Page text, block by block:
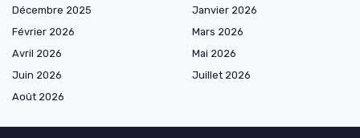
Décembre 2025
Janvier 2026
Février 2026
Mars 2026
Avril 2026
Mai 2026
Juin 2026
Juillet 2026
Août 2026